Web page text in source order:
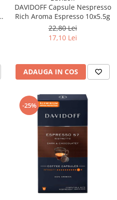
DAVIDOFF Capsule Nespresso
Rich Aroma Espresso 10x5.5g
22,80 Lei
17,10 Lei
ADAUGA IN COS
-25%